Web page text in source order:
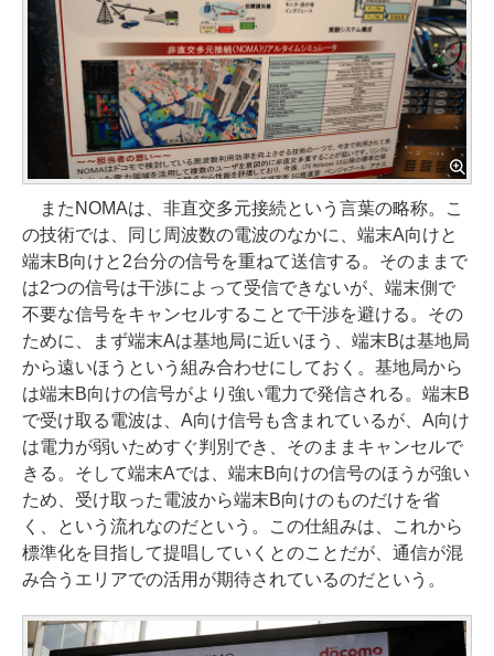
またNOMAは、非直交多元接続という言葉の略称。こ
の技術では、同じ周波数の電波のなかに、端末A向けと
端末B向けと2台分の信号を重ねて送信する。そのままで
は2つの信号は干渉によって受信できないが、端末側で
不要な信号をキャンセルすることで干渉を避ける。その
ために、まず端末Aは基地局に近いほう、端末Bは基地局
から遠いほうという組み合わせにしておく。基地局から
は端末B向けの信号がより強い電力で発信される。端末B
で受け取る電波は、A向け信号も含まれているが、A向け
は電力が弱いためすぐ判別でき、そのままキャンセルで
きる。そして端末Aでは、端末B向けの信号のほうが強い
ため、受け取った電波から端末B向けのものだけを省
く、という流れなのだという。この仕組みは、これから
標準化を目指して提唱していくとのことだが、通信が混
み合うエリアでの活用が期待されているのだという。